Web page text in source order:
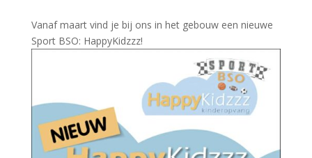
Vanaf maart vind je bij ons in het gebouw een nieuwe
Sport BSO: HappyKidzzz!